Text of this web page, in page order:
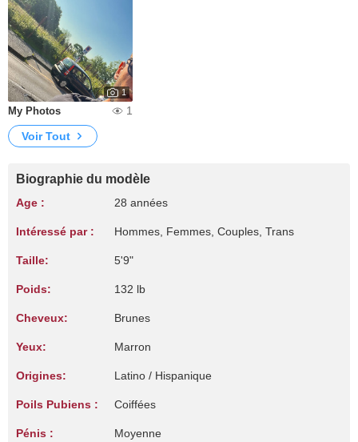
1
My Photos
1
Voir Tout
Biographie du modèle
Age : 28 années
Intéressé par : Hommes, Femmes, Couples, Trans
Taille: 5'9"
Poids: 132 lb
Cheveux: Brunes
Yeux: Marron
Origines: Latino / Hispanique
Poils Pubiens : Coiffées
Pénis : Moyenne